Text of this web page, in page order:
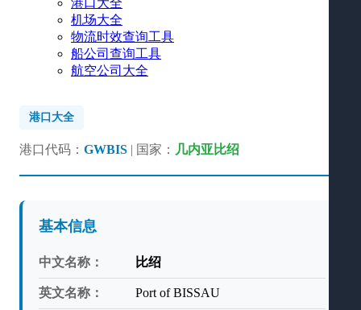
港口大全
机场大全
物流时效查询工具
船公司查询工具
航空公司大全
港口大全
港口代码： GWBIS | 国家： 几内亚比绍
基本信息
中文名称： 比绍
英文名称： Port of BISSAU